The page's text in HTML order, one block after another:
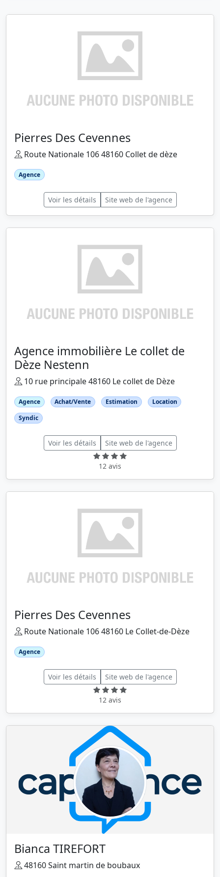
Pierres Des Cevennes
Route Nationale 106 48160 Collet de dèze
Agence
Voir les détails Site web de l'agence
Agence immobilière Le collet de
Dèze Nestenn
10 rue principale 48160 Le collet de Dèze
Agence Achat/Vente Estimation
Location
Syndic
Voir les détails Site web de l'agence
12 avis
Pierres Des Cevennes
Route Nationale 106 48160 Le Collet-de-Dèze
Agence
Voir les détails Site web de l'agence
12 avis
Bianca TIREFORT
48160 Saint martin de boubaux